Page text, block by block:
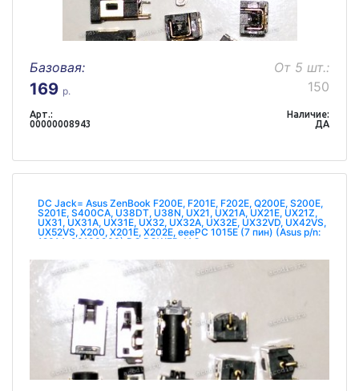
Базовая:
169 р.
От 5 шт.:
150
Арт.:
00000008943
Наличие:
ДА
DC Jack= Asus ZenBook F200E, F201E, F202E, Q200E, S200E,
S201E, S400CA, U38DT, U38N, UX21, UX21A, UX21E, UX21Z,
UX31, UX31A, UX31E, UX32, UX32A, UX32E, UX32VD, UX42VS,
UX52VS, X200, X201E, X202E, eeePC 1015E (7 пин) (Asus p/n:
12014-00100900) DC POWER JAC